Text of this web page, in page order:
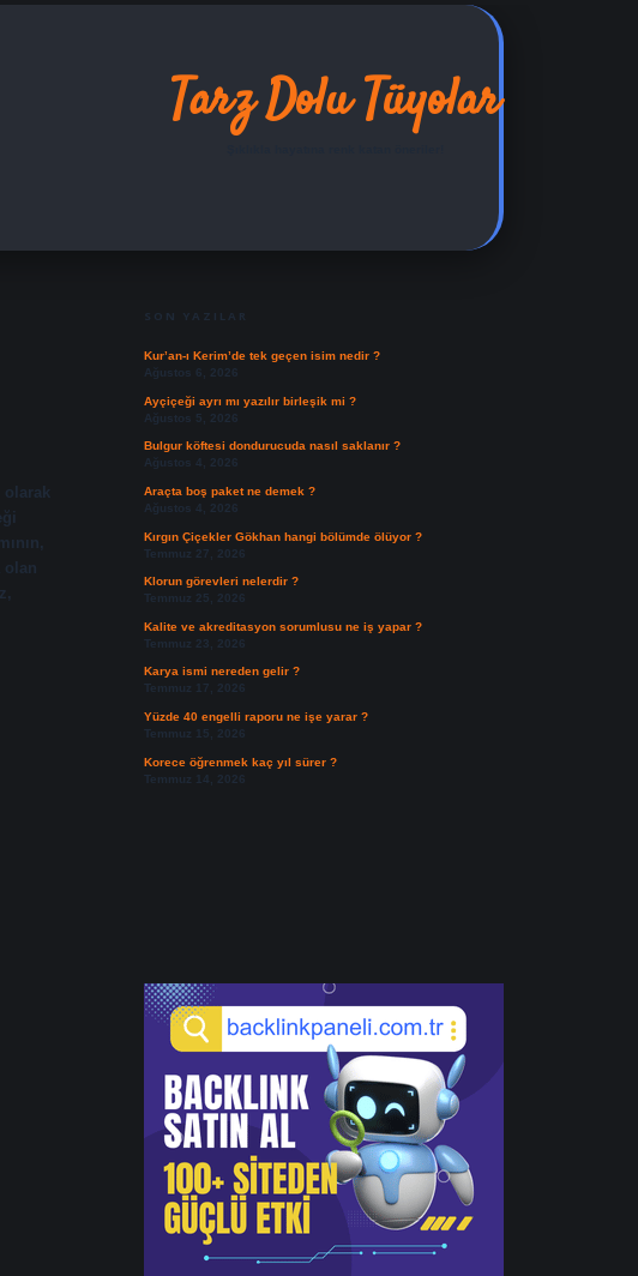
Tarz Dolu Tüyolar
olarak
olan
SON YAZILAR
Kur’an-ı Kerim’de tek geçen isim nedir ?
Ağustos 6, 2026
Ayçiçeği ayrı mı yazılır birleşik mi ?
Ağustos 5, 2026
Bulgur köftesi dondurucuda nasıl saklanır ?
Ağustos 4, 2026
Araçta boş paket ne demek ?
Ağustos 4, 2026
Kırgın Çiçekler Gökhan hangi bölümde ölüyor ?
Temmuz 27, 2026
Klorun görevleri nelerdir ?
Temmuz 25, 2026
Kalite ve akreditasyon sorumlusu ne iş yapar ?
Temmuz 23, 2026
Karya ismi nereden gelir ?
Temmuz 17, 2026
Yüzde 40 engelli raporu ne işe yarar ?
Temmuz 15, 2026
Korece öğrenmek kaç yıl sürer ?
Temmuz 14, 2026